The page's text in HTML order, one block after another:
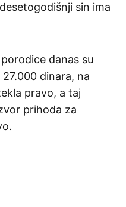
sin ima
danas su
dinara, na
pravo, a taj
prihoda za